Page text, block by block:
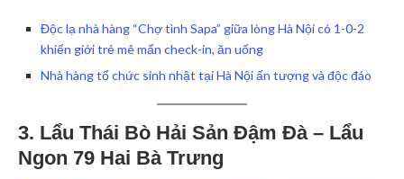
Độc lạ nhà hàng “Chợ tình Sapa” giữa lòng Hà Nội có 1-0-2
khiến giới trẻ mê mẩn check-in, ăn uống
Nhà hàng tổ chức sinh nhật tại Hà Nội ấn tượng và độc đáo
3. Lẩu Thái Bò Hải Sản Đậm Đà – Lẩu
Ngon 79 Hai Bà Trưng